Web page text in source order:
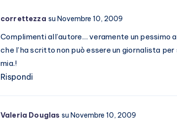
correttezza su Novembre 10, 2009
Complimenti all’autore… veramente un
che l’ha scritto non può essere un giornalista
mia.!
Rispondi
Valeria Douglas su Novembre 10, 2009